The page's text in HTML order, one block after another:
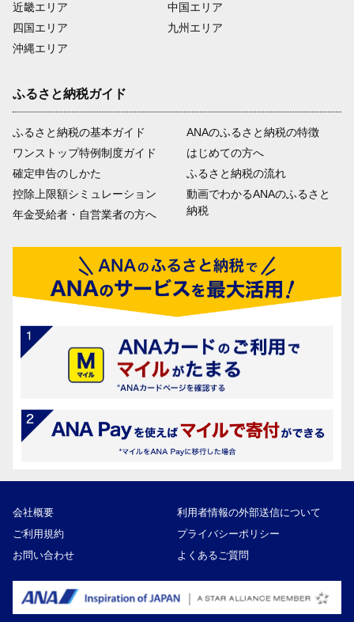
近畿エリア
四国エリア
沖縄エリア
中国エリア
九州エリア
ふるさと納税ガイド
ふるさと納税の基本ガイド
ワンストップ特例制度ガイド
確定申告のしかた
控除上限額シミュレーション
年金受給者・自営業者の方へ
ANAのふるさと納税の特徴
はじめての方へ
ふるさと納税の流れ
動画でわかるANAのふるさと
納税
会社概要
利用者情報の外部送信について
ご利用規約
プライバシーポリシー
お問い合わせ
よくあるご質問